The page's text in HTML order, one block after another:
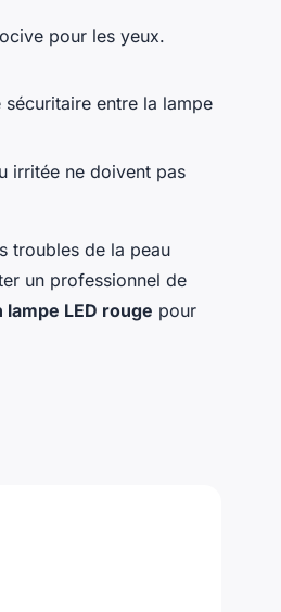
pour les yeux.
entre la lampe
irritée ne doivent pas
troubles de la peau
un professionnel de
LED rouge pour